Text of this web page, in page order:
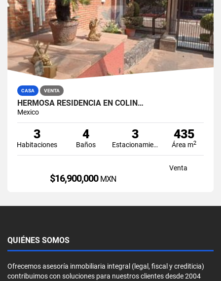
CASA VENTA
HERMOSA RESIDENCIA EN COLIN…
Mexico
3
Habitaciones
4
Baños
3
Estacionamiento
435
Área m2
Venta
$16,900,000 MXN
QUIÉNES SOMOS
Ofrecemos asesoría inmobiliaria integral (legal, fiscal y crediticia)
contribuimos con soluciones para nuestros clientes desde 2004